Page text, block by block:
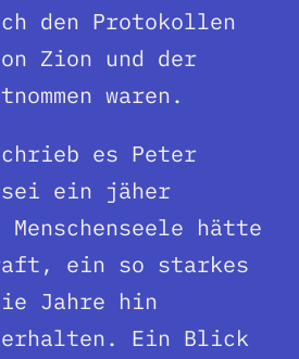
den Protokollen
Zion und der
waren.
es Peter
ein jäher
hätte
ein so starkes
Jahre hin
Ein Blick